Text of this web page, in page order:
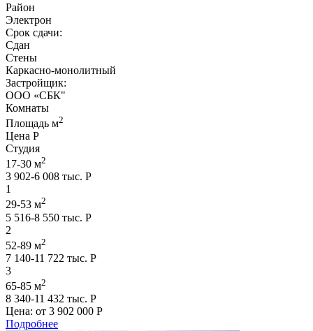
Район
Электрон
Срок сдачи:
Сдан
Стены
Каркасно-монолитный
Застройщик:
ООО «СБК"
Комнаты
Площадь м2
Цена Р
Студия
17-30 м2
3 902-6 008 тыс. Р
1
29-53 м2
5 516-8 550 тыс. Р
2
52-89 м2
7 140-11 722 тыс. Р
3
65-85 м2
8 340-11 432 тыс. Р
Цена: от 3 902 000 Р
Подробнее